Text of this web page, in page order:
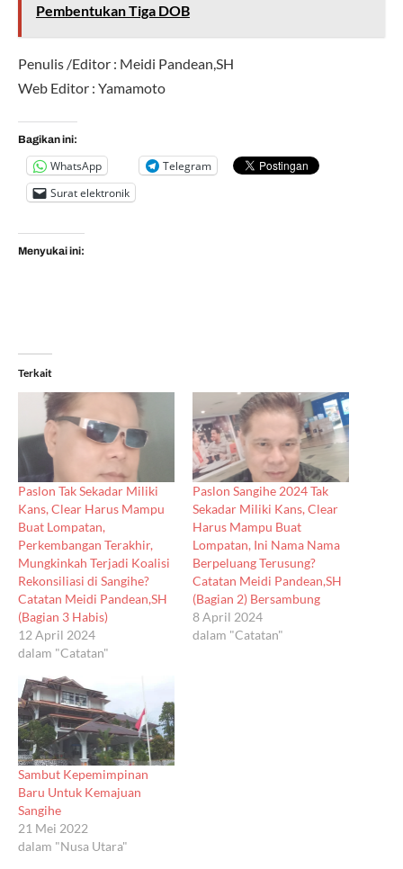
Pembentukan Tiga DOB
Penulis /Editor : Meidi Pandean,SH
Web Editor : Yamamoto
Bagikan ini:
WhatsApp
Telegram
Surat elektronik
Menyukai ini:
Terkait
Paslon Tak Sekadar Miliki
Kans, Clear Harus Mampu
Buat Lompatan,
Perkembangan Terakhir,
Mungkinkah Terjadi Koalisi
Rekonsiliasi di Sangihe?
Catatan Meidi Pandean,SH
(Bagian 3 Habis)
12 April 2024
dalam "Catatan"
Paslon Sangihe 2024 Tak
Sekadar Miliki Kans, Clear
Harus Mampu Buat
Lompatan, Ini Nama Nama
Berpeluang Terusung?
Catatan Meidi Pandean,SH
(Bagian 2) Bersambung
8 April 2024
dalam "Catatan"
Sambut Kepemimpinan
Baru Untuk Kemajuan
Sangihe
21 Mei 2022
dalam "Nusa Utara"